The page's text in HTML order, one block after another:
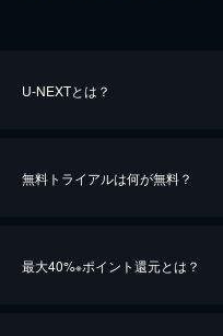
U-NEXTとは？
無料トライアルは何が無料？
最大40%※ポイント還元とは？